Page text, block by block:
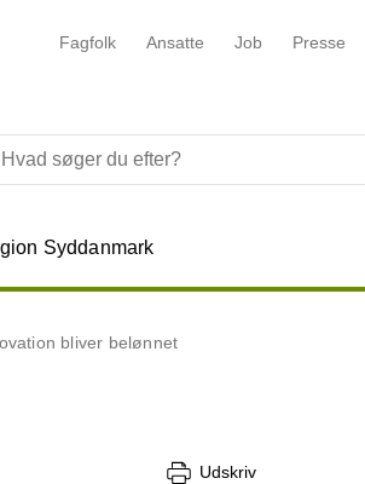
Fagfolk Ansatte Job Presse
Syddanmark
bliver belønnet
Udskriv